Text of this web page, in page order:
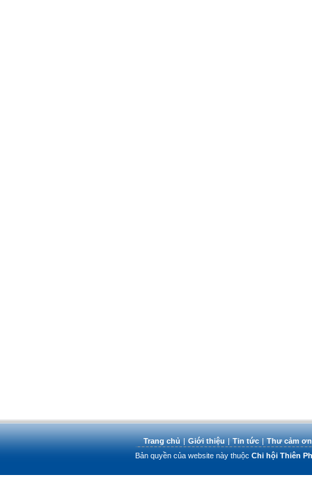
Trang chủ | Giới thiệu | Tin tức | Thư cảm ơn
Bản quyền của website này thuộcChi hội Thiên